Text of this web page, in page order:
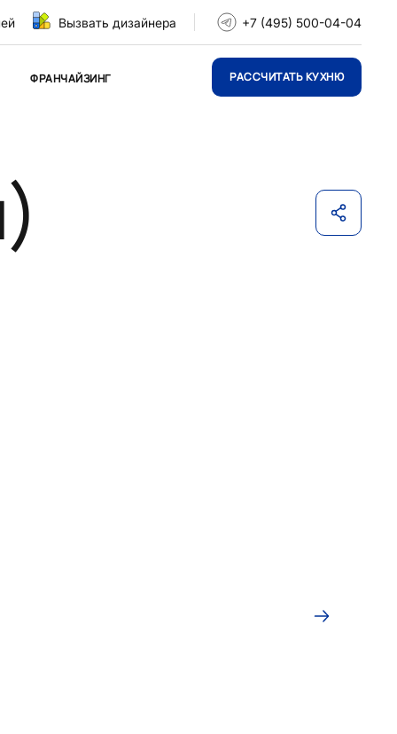
Вызвать дизайнера +7 (495) 500-04-04
ФРАНЧАЙЗИНГ РАССЧИТАТЬ КУХНЮ